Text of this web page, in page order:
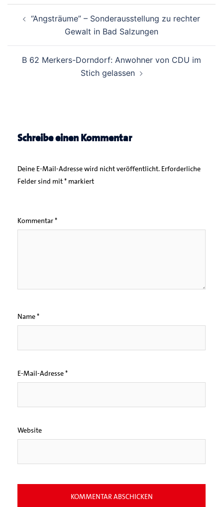
Navigation
“Angsträume” – Sonderausstellung zu rechter
Gewalt in Bad Salzungen
B 62 Merkers-Dorndorf: Anwohner von CDU im
Stich gelassen
Schreibe einen Kommentar
Deine E-Mail-Adresse wird nicht veröffentlicht. Erforderliche
Felder sind mit* markiert
Kommentar*
Name*
E-Mail-Adresse*
Website